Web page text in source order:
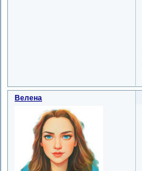
Велена